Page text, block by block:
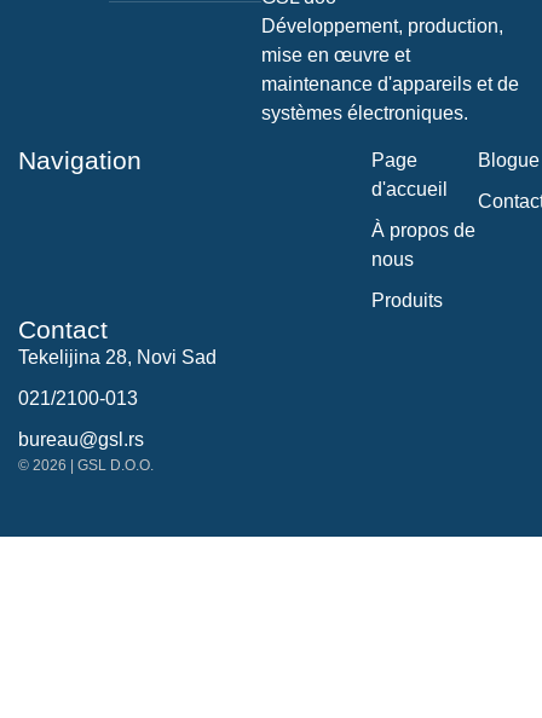
Développement, production,
mise en œuvre et
maintenance d'appareils et de
systèmes électroniques.
Navigation
Page
d'accueil
À propos de
nous
Produits
Blogue
Contact
Tekelijina 28, Novi Sad
021/2100-013
bureau@gsl.rs
© 2026 | GSL D.O.O.